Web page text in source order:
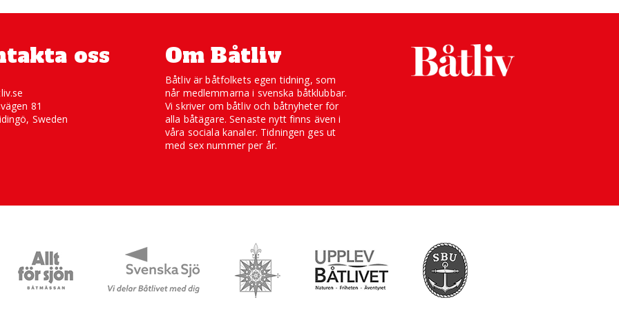
oss
81
Sweden
Om Båtliv
Båtliv är båtfolkets egen tidning, som
når medlemmarna i svenska båtklubbar.
Vi skriver om båtliv och båtnyheter för
alla båtägare. Senaste nytt finns även i
våra sociala kanaler. Tidningen ges ut
med sex nummer per år.